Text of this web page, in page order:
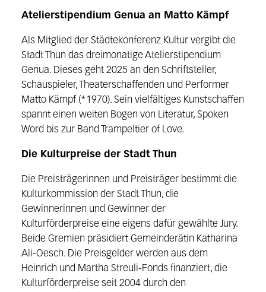
Atelierstipendium Genua an Matto Kämpf
Als Mitglied der Städtekonferenz Kultur vergibt die
Stadt Thun das dreimonatige Atelierstipendium
Genua. Dieses geht 2025 an den Schriftsteller,
Schauspieler, Theaterschaffenden und Performer
Matto Kämpf (*1970). Sein vielfältiges Kunstschaffen
spannt einen weiten Bogen von Literatur, Spoken
Word bis zur Band Trampeltier of Love.
Die Kulturpreise der Stadt Thun
Die Preisträgerinnen und Preisträger bestimmt die
Kulturkommission der Stadt Thun, die
Gewinnerinnen und Gewinner der
Kulturförderpreise eine eigens dafür gewählte Jury.
Beide Gremien präsidiert Gemeinderätin Katharina
Ali-Oesch. Die Preisgelder werden aus dem
Heinrich und Martha Streuli-Fonds finanziert, die
Kulturförderpreise seit 2004 durch den